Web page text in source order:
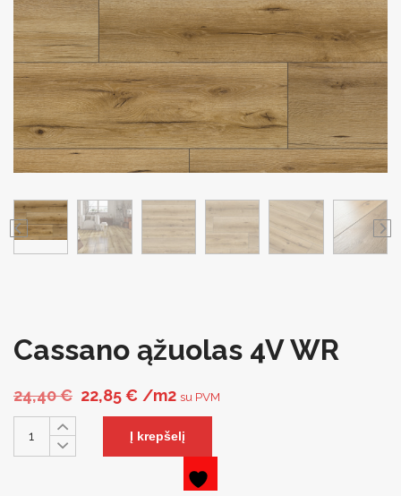
Cassano ąžuolas 4V WR
24,40€ Original price was: 24,40 €.
22,85€ Current price is: 22,85 €.
/m2 su PVM
Į krepšelį